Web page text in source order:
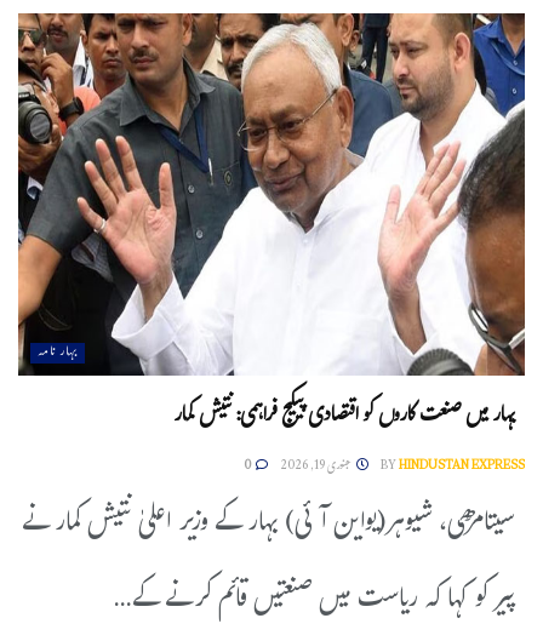
بہار نامہ
بہار میں صنعت کاروں کو اقتصادی پیکیج فراہمی: نتیش کمار
BYHINDUSTAN EXPRESS جنوری 19, 2026 0
سیتامڑھی، شیوہر(یواین آئی) بہار کے وزیر اعلیٰ نتیش کمار نے
پیر کو کہا کہ ریاست میں صنعتیں قائم کرنے کے...